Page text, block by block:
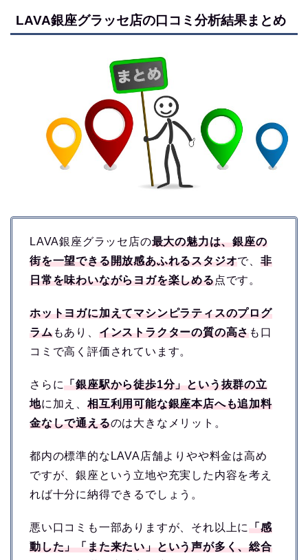
LAVA銀座グラッセ店の口コミ分析結果まとめ
LAVA銀座グラッセ店の最大の魅力は、銀座の
街を一望できる開放感あふれるスタジオで、非
日常を味わいながらヨガを楽しめる点です。
ホットヨガに加えてマシンピラティスのプログ
ラムもあり、 インストラクターの質の高さも口
コミで高く評価されています。
さらに「銀座駅から徒歩1分」という抜群の立
地に加え、相互利用可能な銀座本店へも追加料
金なしで通えるのは大きなメリット。
都内の標準的なLAVA店舗よりやや料金は高め
ですが、銀座という立地や充実した内容を考え
れば十分に納得できるでしょう。
悪い口コミも一部ありますが、それ以上に「感
動した」「また来たい」という声が多く、総合